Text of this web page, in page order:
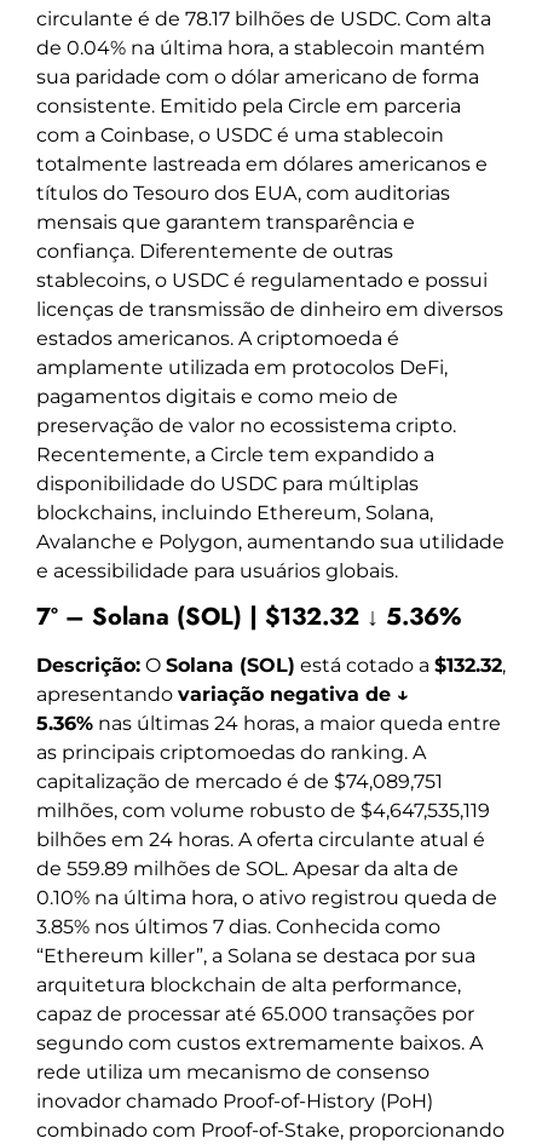
circulante é de 78.17 bilhões de USDC. Com alta
de 0.04% na última hora, a stablecoin mantém
sua paridade com o dólar americano de forma
consistente. Emitido pela Circle em parceria
com a Coinbase, o USDC é uma stablecoin
totalmente lastreada em dólares americanos e
títulos do Tesouro dos EUA, com auditorias
mensais que garantem transparência e
confiança. Diferentemente de outras
stablecoins, o USDC é regulamentado e possui
licenças de transmissão de dinheiro em diversos
estados americanos. A criptomoeda é
amplamente utilizada em protocolos DeFi,
pagamentos digitais e como meio de
preservação de valor no ecossistema cripto.
Recentemente, a Circle tem expandido a
disponibilidade do USDC para múltiplas
blockchains, incluindo Ethereum, Solana,
Avalanche e Polygon, aumentando sua utilidade
e acessibilidade para usuários globais.
7º – Solana (SOL) | $132.32 ↓ 5.36%
Descrição: O Solana (SOL) está cotado a $132.32,
apresentando variação negativa de ↓
5.36% nas últimas 24 horas, a maior queda entre
as principais criptomoedas do ranking. A
capitalização de mercado é de $74,089,751
milhões, com volume robusto de $4,647,535,119
bilhões em 24 horas. A oferta circulante atual é
de 559.89 milhões de SOL. Apesar da alta de
0.10% na última hora, o ativo registrou queda de
3.85% nos últimos 7 dias. Conhecida como
“Ethereum killer”, a Solana se destaca por sua
arquitetura blockchain de alta performance,
capaz de processar até 65.000 transações por
segundo com custos extremamente baixos. A
rede utiliza um mecanismo de consenso
inovador chamado Proof-of-History (PoH)
combinado com Proof-of-Stake, proporcionando